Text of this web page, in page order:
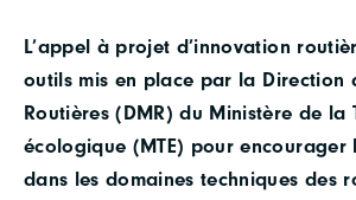
L’appel à projet d’innovation
outils mis en place par la Direction
Routières (DMR) du Ministère de la
écologique (MTE) pour encourager
dans les domaines techniques des